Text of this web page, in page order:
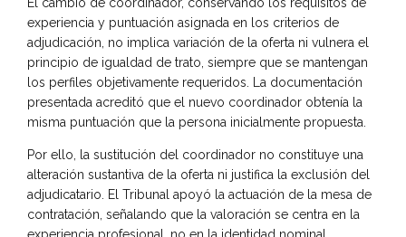
El cambio de coordinador, conservando los requisitos de
experiencia y puntuación asignada en los criterios de
adjudicación, no implica variación de la oferta ni vulnera el
principio de igualdad de trato, siempre que se mantengan
los perfiles objetivamente requeridos. La documentación
presentada acreditó que el nuevo coordinador obtenía la
misma puntuación que la persona inicialmente propuesta.
Por ello, la sustitución del coordinador no constituye una
alteración sustantiva de la oferta ni justifica la exclusión del
adjudicatario. El Tribunal apoyó la actuación de la mesa de
contratación, señalando que la valoración se centra en la